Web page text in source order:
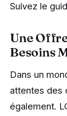
Suivez le
Une
Besoins
Dans un
attentes des
également.